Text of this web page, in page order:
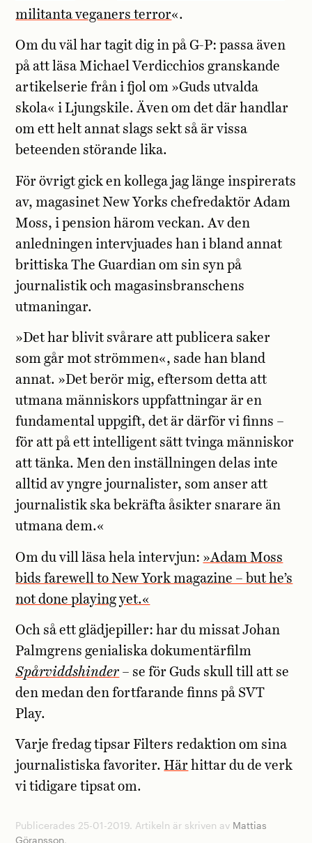
militanta veganers terror«.
Om du väl har tagit dig in på G-P: passa även
på att läsa Michael Verdicchios granskande
artikelserie från i fjol om »Guds utvalda
skola« i Ljungskile. Även om det där handlar
om ett helt annat slags sekt så är vissa
beteenden störande lika.
För övrigt gick en kollega jag länge inspirerats
av, magasinet New Yorks chefredaktör Adam
Moss, i pension härom veckan. Av den
anledningen intervjuades han i bland annat
brittiska The Guardian om sin syn på
journalistik och magasinsbranschens
utmaningar.
»Det har blivit svårare att publicera saker
som går mot strömmen«, sade han bland
annat. »Det berör mig, eftersom detta att
utmana människors uppfattningar är en
fundamental uppgift, det är därför vi finns –
för att på ett intelligent sätt tvinga människor
att tänka. Men den inställningen delas inte
alltid av yngre journalister, som anser att
journalistik ska bekräfta åsikter snarare än
utmana dem.«
Om du vill läsa hela intervjun: »Adam Moss
bids farewell to New York magazine – but he’s
not done playing yet.«
Och så ett glädjepiller: har du missat Johan
Palmgrens genialiska dokumentärfilm
Spårviddshinder – se för Guds skull till att se
den medan den fortfarande finns på SVT
Play.
Varje fredag tipsar Filters redaktion om sina
journalistiska favoriter.Här hittar du de verk
vi tidigare tipsat om.
Publicerades 25-01-2019. Artikeln är skriven av Mattias
Göransson.